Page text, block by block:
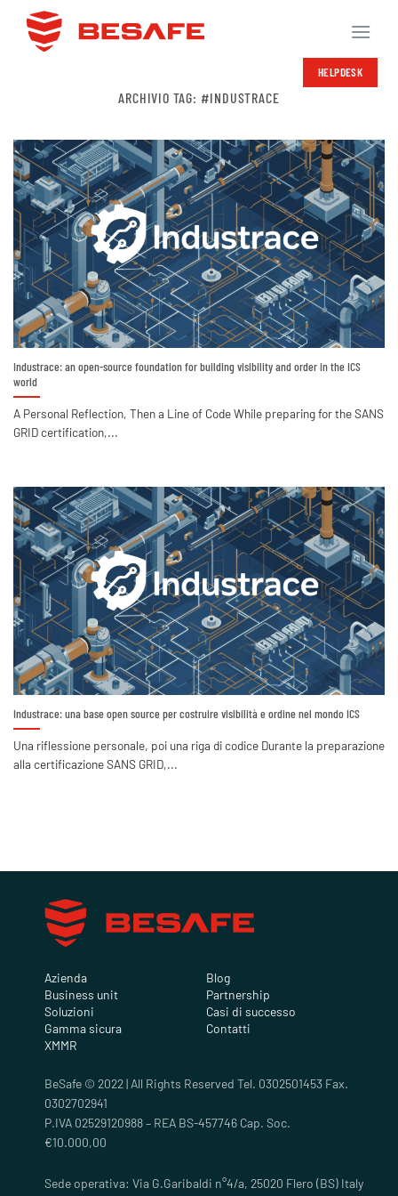
Salta
contenuti
HELPDESK
ARCHIVIO TAG: #INDUSTRACE
Industrace: an open-source foundation for building visibility and order in the ICS
world
A Personal Reflection, Then a Line of Code While preparing for the SANS
GRID certification,...
Industrace: una base open source per costruire visibilità e ordine nel mondo ICS
Una riflessione personale, poi una riga di codice Durante la preparazione
alla certificazione SANS GRID,...
Azienda
Business unit
Soluzioni
Gamma sicura
XMMR
Blog
Partnership
Casi di successo
Contatti
BeSafe © 2022 | All Rights Reserved Tel. 0302501453 Fax.
0302702941
P.IVA 02529120988 – REA BS-457746 Cap. Soc.
€10.000,00
Sede operativa: Via G.Garibaldi n°4/a, 25020 Flero (BS) Italy